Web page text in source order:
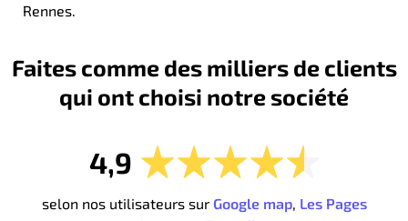
Rennes.
Faites comme des milliers de clients
qui ont choisi notre société
4,9
selon nos utilisateurs sur Google map, Les Pages